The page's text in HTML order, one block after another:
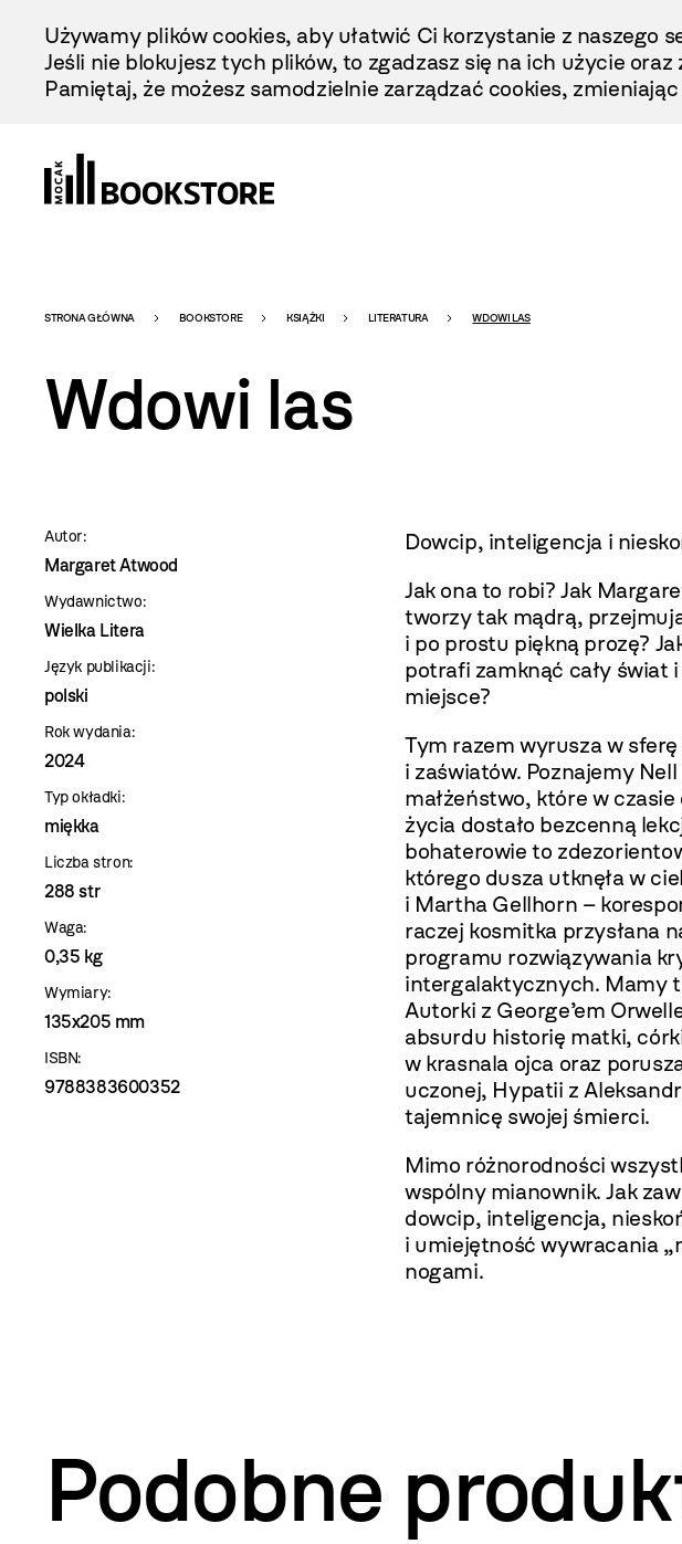
Treści
Używamy plików cookies, aby ułatwić Ci korzystanie z naszego
Jeśli nie blokujesz tych plików, to zgadzasz się na ich użycie
Pamiętaj, że możesz samodzielnie zarządzać cookies,
Bookstore
-
szablon
szczegóły
STRONA GŁÓWNA BOOKSTORE KSIĄŻKI LITERATURA WDOWI LAS
Wdowi las
Autor:
Margaret Atwood
Wydawnictwo:
Wielka Litera
Język publikacji:
polski
Rok wydania:
2024
Typ okładki:
miękka
Liczba stron:
288 str
Waga:
0,35 kg
Wymiary:
135x205 mm
ISBN:
9788383600352
Dowcip, inteligencja i
Jak ona to robi? Jak
tworzy tak mądrą,
i po prostu piękną prozę?
potrafi zamknąć cały świat
miejsce?
Tym razem wyrusza w
i zaświatów. Poznajemy
małżeństwo, które w
życia dostało bezcenną
bohaterowie to
którego dusza utknęła w
i Martha Gellhorn –
raczej kosmitka przysłana
programu rozwiązywania
intergalaktycznych. Mamy
Autorki z George’em
absurdu historię matki,
w krasnala ojca oraz
uczonej, Hypatii z
tajemnicę swojej śmierci.
Mimo różnorodności
wspólny mianownik. Jak
dowcip, inteligencja,
i umiejętność wywracania
nogami.
Podobne